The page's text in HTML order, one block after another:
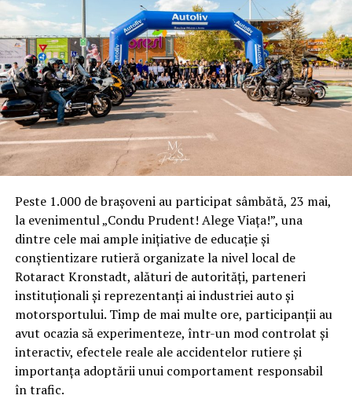
Peste 1.000 de brașoveni au participat sâmbătă, 23 mai,
la evenimentul „Condu Prudent! Alege Viața!”, una
dintre cele mai ample inițiative de educație și
conștientizare rutieră organizate la nivel local de
Rotaract Kronstadt, alături de autorități, parteneri
instituționali și reprezentanți ai industriei auto și
motorsportului. Timp de mai multe ore, participanții au
avut ocazia să experimenteze, într-un mod controlat și
interactiv, efectele reale ale accidentelor rutiere și
importanța adoptării unui comportament responsabil
în trafic.